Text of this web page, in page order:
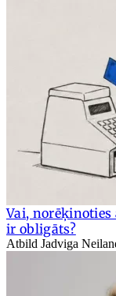
Vai,
ir obligāts?
Atbild Jadviga